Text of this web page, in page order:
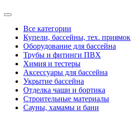
Все категории
Купели, бассейны, тех. приямок
Оборудование для бассейна
Трубы и фитинги ПВХ
Химия и тестеры
Аксессуары для бассейна
Укрытие бассейна
Отделка чаши и бортика
Строительные материалы
Сауны, хамамы и бани